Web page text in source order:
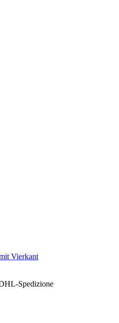
Vierkant
Spedizione